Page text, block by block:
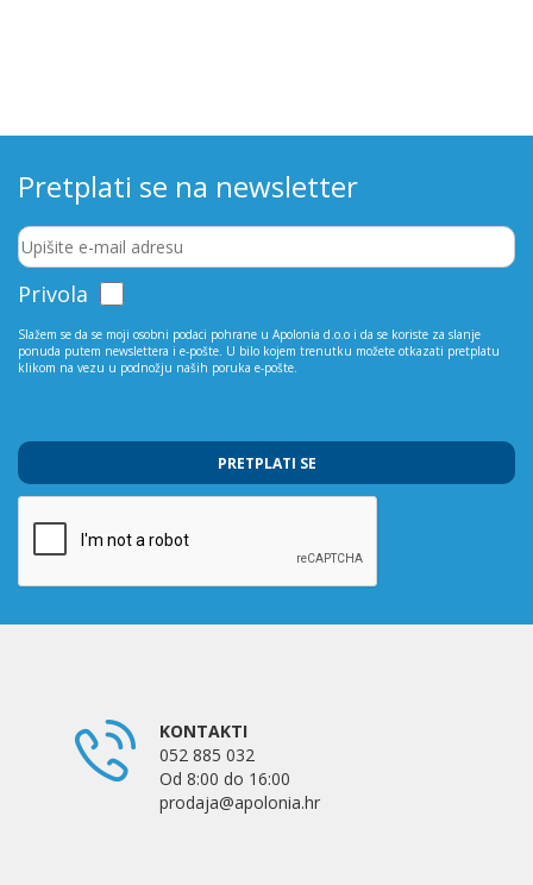
Pretplati se na newsletter
Privola
Slažem se da se moji osobni podaci pohrane u Apolonia d.o.o i da se koriste za slanje
ponuda putem newslettera i e-pošte. U bilo kojem trenutku možete otkazati pretplatu
klikom na vezu u podnožju naših poruka e-pošte.
PRETPLATI SE
KONTAKTI
052 885 032
Od 8:00 do 16:00
prodaja@apolonia.hr